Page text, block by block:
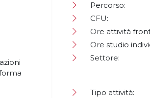
Percorso:
CFU:
Ore attività
Ore studio
Settore:
Tipo attività: